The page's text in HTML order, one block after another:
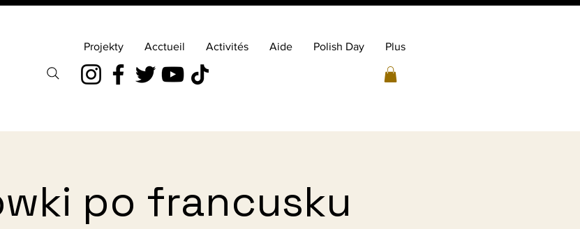
Projekty Acctueil Activités Aide Polish Day Plus
po francusku